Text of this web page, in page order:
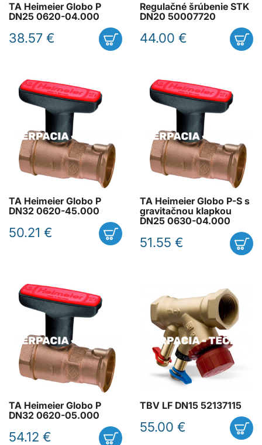
TA Heimeier Globo P
DN25 0620-04.000
38.57 €
Regulačné šrúbenie STK
DN20 50007720
44.00 €
TA Heimeier Globo P
DN32 0620-45.000
50.21 €
TA Heimeier Globo P-S s
gravitačnou klapkou
DN25 0630-04.000
51.55 €
TA Heimeier Globo P
DN32 0620-05.000
54.12 €
TBV LF DN15 52137115
55.00 €